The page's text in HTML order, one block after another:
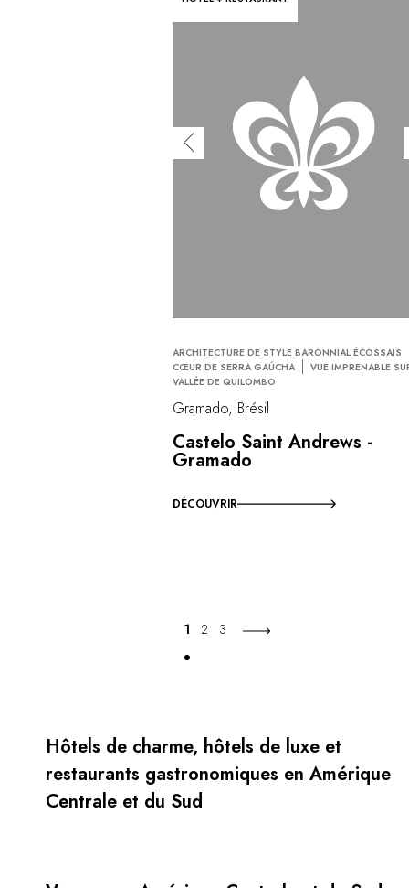
ARCHITECTURE DE STYLE BARONNIAL ÉCOSSAIS
CŒUR DE SERRA GAÚCHA
VUE IMPRENABLE
VALLÉE DE QUILOMBO
Gramado, Brésil
Castelo Saint Andrews -
Gramado
DÉCOUVRIR
1 2 3
Hôtels de charme, hôtels de luxe et
restaurants gastronomiques en Amérique
Centrale et du Sud